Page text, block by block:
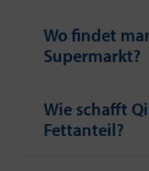
Wo findet
Supermarkt?
Wie schafft
Fettanteil?